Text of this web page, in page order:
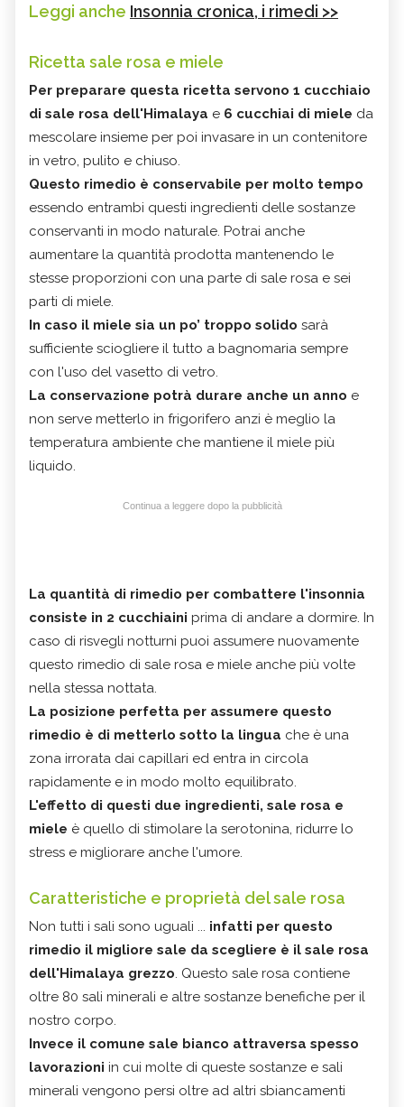
Leggi anche Insonnia cronica, i rimedi >>
Ricetta sale rosa e miele
Per preparare questa ricetta servono 1 cucchiaio
di sale rosa dell'Himalaya e 6 cucchiai di miele da
mescolare insieme per poi invasare in un contenitore
in vetro, pulito e chiuso.
Questo rimedio è conservabile per molto tempo
essendo entrambi questi ingredienti delle sostanze
conservanti in modo naturale. Potrai anche
aumentare la quantità prodotta mantenendo le
stesse proporzioni con una parte di sale rosa e sei
parti di miele.
In caso il miele sia un po’ troppo solido sarà
sufficiente sciogliere il tutto a bagnomaria sempre
con l'uso del vasetto di vetro.
La conservazione potrà durare anche un anno e
non serve metterlo in frigorifero anzi è meglio la
temperatura ambiente che mantiene il miele più
liquido.
Continua a leggere dopo la pubblicità
La quantità di rimedio per combattere l'insonnia
consiste in 2 cucchiaini prima di andare a dormire. In
caso di risvegli notturni puoi assumere nuovamente
questo rimedio di sale rosa e miele anche più volte
nella stessa nottata.
La posizione perfetta per assumere questo
rimedio è di metterlo sotto la lingua che è una
zona irrorata dai capillari ed entra in circola
rapidamente e in modo molto equilibrato.
L'effetto di questi due ingredienti, sale rosa e
miele è quello di stimolare la serotonina, ridurre lo
stress e migliorare anche l'umore.
Caratteristiche e proprietà del sale rosa
Non tutti i sali sono uguali ... infatti per questo
rimedio il migliore sale da scegliere è il sale rosa
dell'Himalaya grezzo. Questo sale rosa contiene
oltre 80 sali minerali e altre sostanze benefiche per il
nostro corpo.
Invece il comune sale bianco attraversa spesso
lavorazioni in cui molte di queste sostanze e sali
minerali vengono persi oltre ad altri sbiancamenti